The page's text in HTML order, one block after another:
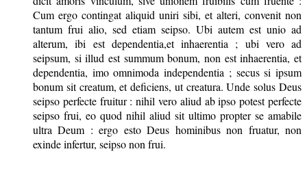
Cum ergo contingat aliquid uniri sibi, et alteri, convenit non
tantum frui alio, sed etiam seipso. Ubi autem est unio ad
alterum, ibi est dependentia,et inhaerentia ; ubi vero ad
seipsum, si illud est summum bonum, non est inhaerentia, et
dependentia, imo omnimoda independentia ; secus si ipsum
bonum sit creatum, et deficiens, ut creatura. Unde solus Deus
seipso perfecte fruitur : nihil vero aliud ab ipso potest perfecte
seipso frui, eo quod nihil aliud sit ultimo propter se amabile
ultra Deum : ergo esto Deus hominibus non fruatur, non
exinde infertur, seipso non frui.